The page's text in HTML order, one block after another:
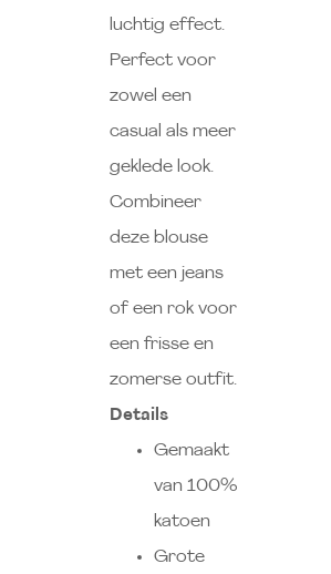
luchtig effect.
Perfect voor
zowel een
casual als meer
geklede look.
Combineer
deze blouse
met een jeans
of een rok voor
een frisse en
zomerse outfit.
Details
Gemaakt
van 100%
katoen
Grote